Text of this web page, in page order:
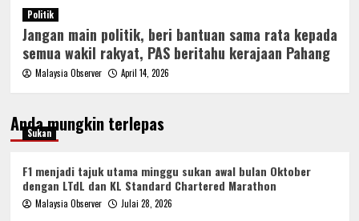
Politik
Jangan main politik, beri bantuan sama rata kepada
semua wakil rakyat, PAS beritahu kerajaan Pahang
Malaysia Observer April 14, 2026
Anda mungkin terlepas
Sukan
F1 menjadi tajuk utama minggu sukan awal bulan Oktober
dengan LTdL dan KL Standard Chartered Marathon
Malaysia Observer
Julai 28, 2026